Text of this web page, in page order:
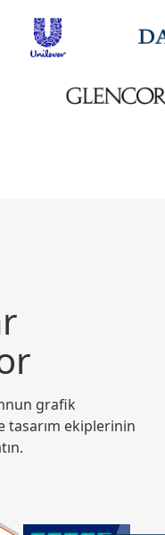
grafik
tasarım ekiplerinin